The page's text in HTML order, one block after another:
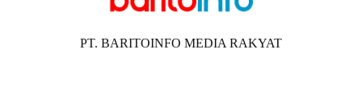
PT. BARITOINFO MEDIA RAKYAT